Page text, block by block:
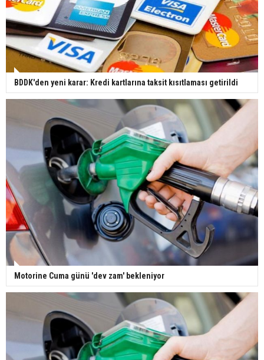
BDDK'den yeni karar: Kredi kartlarına taksit kısıtlaması getirildi
Motorine Cuma günü 'dev zam' bekleniyor